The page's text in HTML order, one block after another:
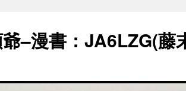
–漫書：JA6LZG(藤